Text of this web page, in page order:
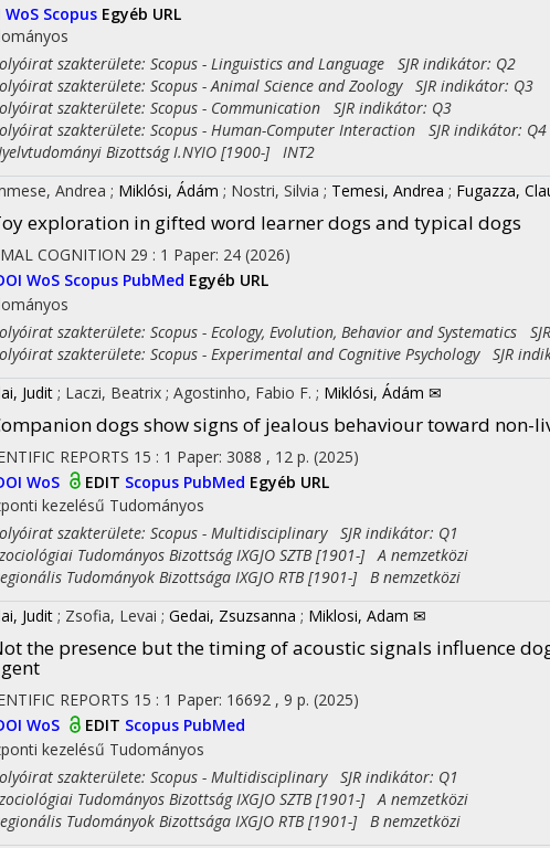
WoS Scopus Egyéb URL
szakterülete: Scopus - Linguistics and Language SJR indikátor: Q2
szakterülete: Scopus - Animal Science and Zoology SJR indikátor: Q3
szakterülete: Scopus - Communication SJR indikátor: Q3
szakterülete: Scopus - Human-Computer Interaction SJR indikátor: Q4
Bizottság I.NYIO [1900-] INT2
Andrea ; Miklósi, Ádám ; Nostri, Silvia ; Temesi, Andrea ; Fugazza,
exploration in gifted word learner dogs and typical dogs
COGNITION 29 : 1 Paper: 24 (2026)
WoS Scopus PubMed Egyéb URL
szakterülete: Scopus - Ecology, Evolution, Behavior and Systematics
szakterülete: Scopus - Experimental and Cognitive Psychology SJR
Judit ; Laczi, Beatrix ; Agostinho, Fabio F. ; Miklósi, Ádám ✉
dogs show signs of jealous behaviour toward non-
REPORTS 15 : 1 Paper: 3088 , 12 p. (2025)
WoS EDIT Scopus PubMed Egyéb URL
kezelésű Tudományos
szakterülete: Scopus - Multidisciplinary SJR indikátor: Q1
Tudományos Bizottság IXGJO SZTB [1901-] A nemzetközi
Tudományok Bizottsága IXGJO RTB [1901-] B nemzetközi
Judit ; Zsofia, Levai ; Gedai, Zsuzsanna ; Miklosi, Adam ✉
the presence but the timing of acoustic signals influence
REPORTS 15 : 1 Paper: 16692 , 9 p. (2025)
WoS EDIT Scopus PubMed
kezelésű Tudományos
szakterülete: Scopus - Multidisciplinary SJR indikátor: Q1
Tudományos Bizottság IXGJO SZTB [1901-] A nemzetközi
Tudományok Bizottsága IXGJO RTB [1901-] B nemzetközi